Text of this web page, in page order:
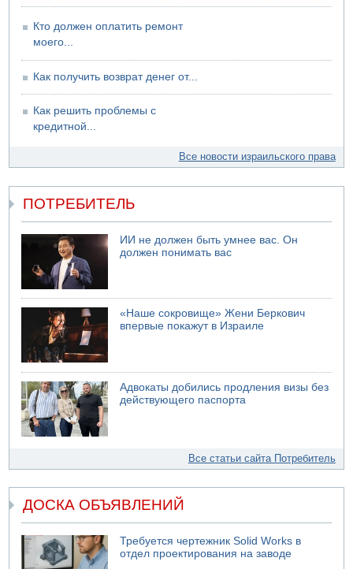
Кто должен оплатить ремонт
моего...
Как получить возврат денег от...
Как решить проблемы с
кредитной...
Все новости израильского права
ПОТРЕБИТЕЛЬ
ИИ не должен быть умнее вас. Он
должен понимать вас
«Наше сокровище» Жени Беркович
впервые покажут в Израиле
Адвокаты добились продления визы без
действующего паспорта
Все статьи сайта Потребитель
ДОСКА ОБЪЯВЛЕНИЙ
Требуется чертежник Solid Works в
отдел проектирования на заводе